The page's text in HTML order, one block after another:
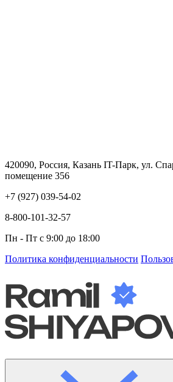
420090, Россия, Казань IT-Парк, ул.
помещение 356
+7 (927) 039-54-02
8-800-101-32-57
Пн - Пт с 9:00 до 18:00
Политика конфиденциальности